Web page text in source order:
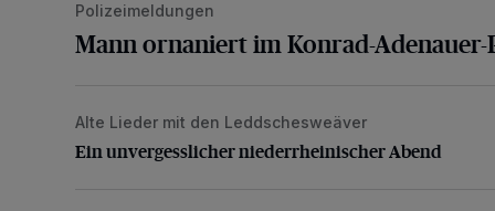
Polizeimeldungen
Mann ornaniert im Konrad-Adenauer-
Ein unvergesslicher niederrheinischer Abend
Alte Lieder mit den Leddschesweäver
Ein unvergesslicher niederrheinischer Abend